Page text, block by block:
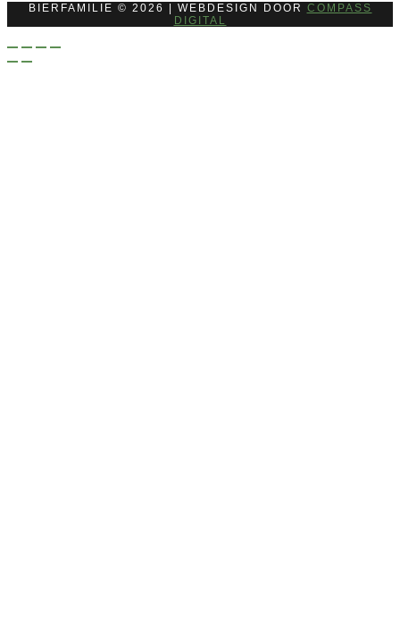
BIERFAMILIE © 2026 | WEBDESIGN DOOR COMPASS
DIGITAL